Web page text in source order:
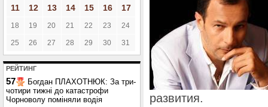
11
12 13 14 15 16 17
18 19 20 21 22 23 24
25 26 27 28 29 30 31
РЕЙТИНГ
57
Богдан ПЛАХОТНЮК: За три-
чотири тижні до катастрофи
Чорноволу поміняли водія
развития.